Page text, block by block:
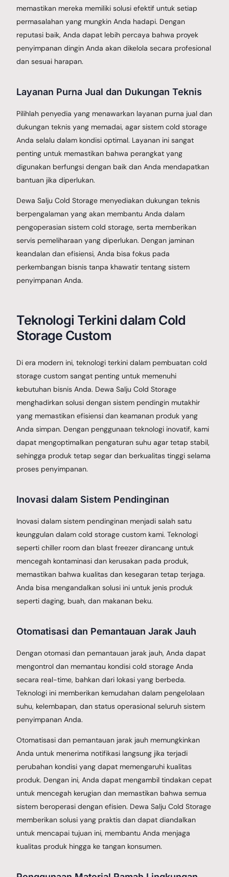
memastikan mereka memiliki solusi efektif untuk setiap
permasalahan yang mungkin Anda hadapi. Dengan
reputasi baik, Anda dapat lebih percaya bahwa proyek
penyimpanan dingin Anda akan dikelola secara profesional
dan sesuai harapan.
Layanan Purna Jual dan Dukungan Teknis
Pilihlah penyedia yang menawarkan layanan purna jual dan
dukungan teknis yang memadai, agar sistem cold storage
Anda selalu dalam kondisi optimal. Layanan ini sangat
penting untuk memastikan bahwa perangkat yang
digunakan berfungsi dengan baik dan Anda mendapatkan
bantuan jika diperlukan.
Dewa Salju Cold Storage menyediakan dukungan teknis
berpengalaman yang akan membantu Anda dalam
pengoperasian sistem cold storage, serta memberikan
servis pemeliharaan yang diperlukan. Dengan jaminan
keandalan dan efisiensi, Anda bisa fokus pada
perkembangan bisnis tanpa khawatir tentang sistem
penyimpanan Anda.
Teknologi Terkini dalam Cold
Storage Custom
Di era modern ini, teknologi terkini dalam pembuatan cold
storage custom sangat penting untuk memenuhi
kebutuhan bisnis Anda. Dewa Salju Cold Storage
menghadirkan solusi dengan sistem pendingin mutakhir
yang memastikan efisiensi dan keamanan produk yang
Anda simpan. Dengan penggunaan teknologi inovatif, kami
dapat mengoptimalkan pengaturan suhu agar tetap stabil,
sehingga produk tetap segar dan berkualitas tinggi selama
proses penyimpanan.
Inovasi dalam Sistem Pendinginan
Inovasi dalam sistem pendinginan menjadi salah satu
keunggulan dalam cold storage custom kami. Teknologi
seperti chiller room dan blast freezer dirancang untuk
mencegah kontaminasi dan kerusakan pada produk,
memastikan bahwa kualitas dan kesegaran tetap terjaga.
Anda bisa mengandalkan solusi ini untuk jenis produk
seperti daging, buah, dan makanan beku.
Otomatisasi dan Pemantauan Jarak Jauh
Dengan otomasi dan pemantauan jarak jauh, Anda dapat
mengontrol dan memantau kondisi cold storage Anda
secara real-time, bahkan dari lokasi yang berbeda.
Teknologi ini memberikan kemudahan dalam pengelolaan
suhu, kelembapan, dan status operasional seluruh sistem
penyimpanan Anda.
Otomatisasi dan pemantauan jarak jauh memungkinkan
Anda untuk menerima notifikasi langsung jika terjadi
perubahan kondisi yang dapat memengaruhi kualitas
produk. Dengan ini, Anda dapat mengambil tindakan cepat
untuk mencegah kerugian dan memastikan bahwa semua
sistem beroperasi dengan efisien. Dewa Salju Cold Storage
memberikan solusi yang praktis dan dapat diandalkan
untuk mencapai tujuan ini, membantu Anda menjaga
kualitas produk hingga ke tangan konsumen.